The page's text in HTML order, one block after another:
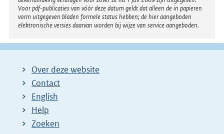
Voor pdf-publicaties van vóór deze datum geldt dat alleen de in papieren
vorm uitgegeven bladen formele status hebben; de hier aangeboden
elektronische versies daarvan worden bij wijze van service aangeboden.
Over deze website
Contact
English
Help
Zoeken